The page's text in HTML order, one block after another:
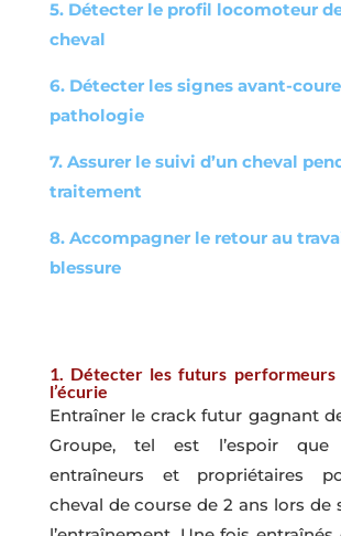
5. Détecter le profil locomoteur
cheval
6. Détecter les signes avant-
pathologie
7. Assurer le suivi d’un cheval
traitement
8. Accompagner le retour au
blessure
1. Détecter les futurs performeurs
l’écurie
Entraîner le crack futur gagnant
Groupe, tel est l’espoir que
entraîneurs et propriétaires
cheval de course de 2 ans lors de